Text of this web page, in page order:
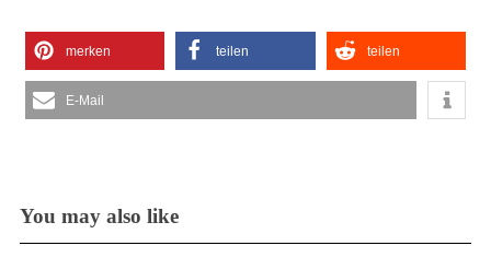
merken teilen teilen
E-Mail
You may also like